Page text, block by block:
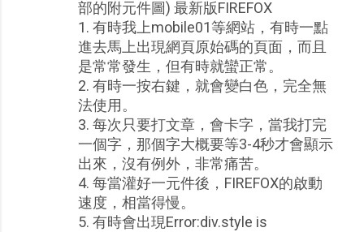
部的附元件圖) 最新版FIREFOX
1. 有時我上mobile01等網站，有時一點
進去馬上出現網頁原始碼的頁面，而且
是常常發生，但有時就蠻正常。
2. 有時一按右鍵，就會變白色，完全無
法使用。
3. 每次只要打文章，會卡字，當我打完
一個字，那個字大概要等3-4秒才會顯示
出來，沒有例外，非常痛苦。
4. 每當灌好一元件後，FIREFOX的啟動
速度，相當得慢。
5. 有時會出現Error:div.style is